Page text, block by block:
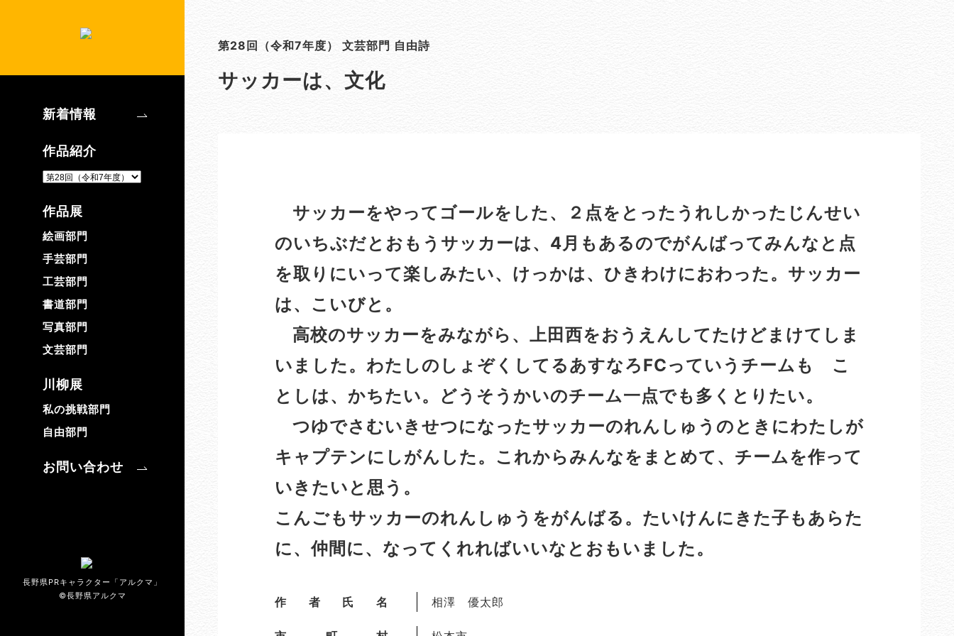
新着情報
作品紹介
作品展
絵画部門
手芸部門
工芸部門
書道部門
写真部門
文芸部門
川柳展
私の挑戦部門
自由部門
お問い合わせ
長野県PRキャラクター「アルクマ」
©長野県アルクマ
第28回（令和7年度） 文芸部門 自由詩
サッカーは、文化
サッカーをやってゴールをした、２点をとったうれしかったじんせい
のいちぶだとおもうサッカーは、4月もあるのでがんばってみんなと点
を取りにいって楽しみたい、けっかは、ひきわけにおわった。サッカー
は、こいびと。
高校のサッカーをみながら、上田西をおうえんしてたけどまけてしま
いました。わたしのしょぞくしてるあすなろFCっていうチームも こ
としは、かちたい。どうそうかいのチーム一点でも多くとりたい。
つゆでさむいきせつになったサッカーのれんしゅうのときにわたしが
キャプテンにしがんした。これからみんなをまとめて、チームを作って
いきたいと思う。
こんごもサッカーのれんしゅうをがんばる。たいけんにきた子もあらた
に、仲間に、なってくれればいいなとおもいました。
作者氏名 相澤 優太郎